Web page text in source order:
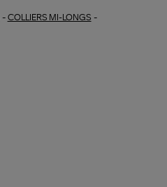
- COLLIERS MI-LONGS -